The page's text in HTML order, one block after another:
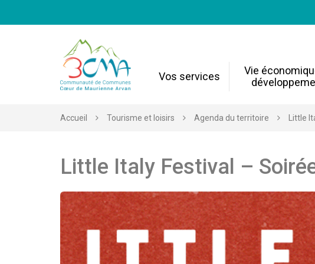
Vos services
Vie
Accueil Tourisme et loisirs Agenda du territoire Little
Little Italy Festival –